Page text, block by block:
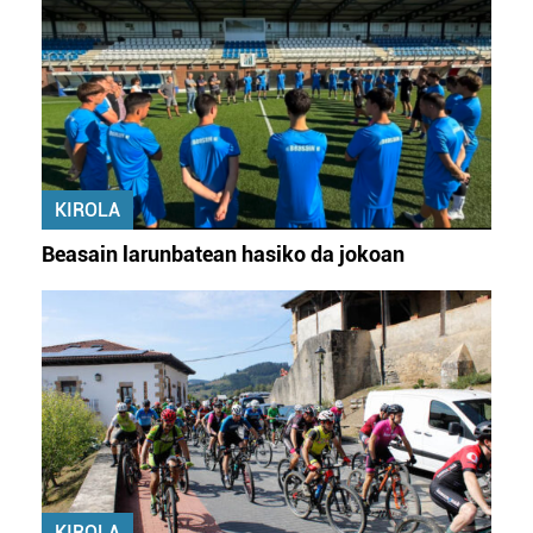
KIROLA
Beasain larunbatean hasiko da jokoan